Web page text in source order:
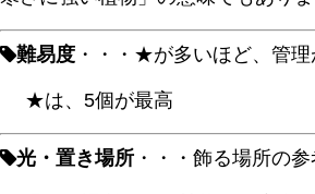
難易度 ・・・★が多いほど、管理
★は、5個が最高
光・置き場所 ・・・飾る場所の